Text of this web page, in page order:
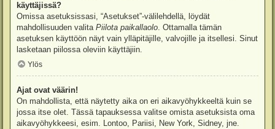
käyttäjissä?
Omissa asetuksissasi, “Asetukset”-välilehdellä, löydät
mahdollisuuden valita Piilota paikallaolo. Ottamalla tämän
asetuksen käyttöön näyt vain ylläpitäjille, valvojille ja itsellesi. Sinut
lasketaan piilossa oleviin käyttäjiin.
Ylös
Ajat ovat väärin!
On mahdollista, että näytetty aika on eri aikavyöhykkeeltä kuin se
jossa itse olet. Tässä tapauksessa valitse omista asetuksista oma
aikavyöhykkeesi, esim. Lontoo, Pariisi, New York, Sidney, jne.